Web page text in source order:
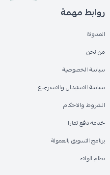
روابط مهمة
المدونة
من نحن
سياسة الخصوصية
سياسة الاستبدال والاسترجاع
الشروط والاحكام
خدمة دفع تمارا
برنامج التسويق بالعمولة
نظام الولاء